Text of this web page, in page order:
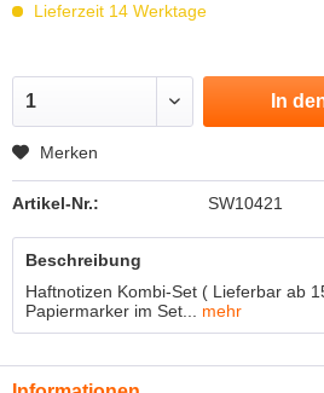
Lieferzeit 14 Werktage
In
Merken
Artikel-Nr.: SW10421
Beschreibung
Haftnotizen Kombi-Set ( Lieferbar ab
Papiermarker im Set...
mehr